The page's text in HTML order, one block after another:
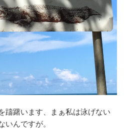
躊躇います、まぁ私は泳げない
いんですが。